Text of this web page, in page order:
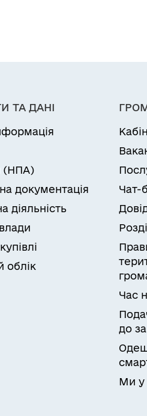
ТА ДАНІ
(НПА)
документація
діяльність
облік
Чат-
Час
до
Ми у